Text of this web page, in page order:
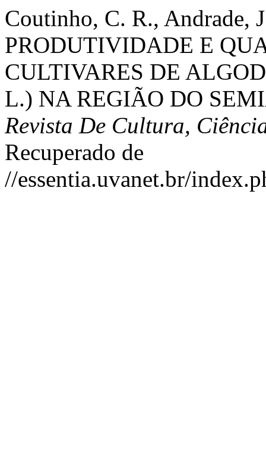
Coutinho, C. R., Andrade,
PRODUTIVIDADE E
CULTIVARES DE
L.) NA REGIÃO DO
Revista De Cultura,
Recuperado de
//essentia.uvanet.br/